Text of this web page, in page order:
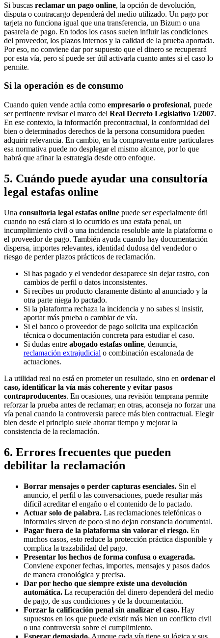
Si buscas reclamar un pago online, la opción de devolución,
disputa o contracargo dependerá del medio utilizado. Un pago por
tarjeta no funciona igual que una transferencia, un Bizum o una
pasarela de pago. En todos los casos suelen influir las condiciones
del proveedor, los plazos internos y la calidad de la prueba aportada.
Por eso, no conviene dar por supuesto que el dinero se recuperará
por esta vía, pero sí puede ser útil activarla cuanto antes si el caso lo
permite.
Si la operación es de consumo
Cuando quien vende actúa como empresario o profesional, puede
ser pertinente revisar el marco del Real Decreto Legislativo 1/2007.
En ese contexto, la información precontractual, la conformidad del
bien o determinados derechos de la persona consumidora pueden
adquirir relevancia. En cambio, en la compraventa entre particulares
esa normativa puede no desplegar el mismo alcance, por lo que
habrá que afinar la estrategia desde otro enfoque.
5. Cuándo puede ayudar una consultoría
legal estafas online
Una consultoría legal estafas online puede ser especialmente útil
cuando no está claro si lo ocurrido es una estafa penal, un
incumplimiento civil o una incidencia resoluble ante la plataforma o
el proveedor de pago. También ayuda cuando hay documentación
dispersa, importes relevantes, identidad dudosa del vendedor o
riesgo de perder plazos prácticos de reclamación.
Si has pagado y el vendedor desaparece sin dejar rastro, con
cambios de perfil o datos inconsistentes.
Si recibes un producto claramente distinto al anunciado y la
otra parte niega lo pactado.
Si la plataforma rechaza la incidencia y no sabes si insistir,
aportar más prueba o cambiar de vía.
Si el banco o proveedor de pago solicita una explicación
técnica o documentación concreta para estudiar el caso.
Si dudas entre abogado estafas online, denuncia,
reclamación extrajudicial o combinación escalonada de
actuaciones.
La utilidad real no está en prometer un resultado, sino en ordenar el
caso, identificar la vía más coherente y evitar pasos
contraproducentes. En ocasiones, una revisión temprana permite
reforzar la prueba antes de reclamar; en otras, aconseja no forzar una
vía penal cuando la controversia parece más bien contractual. Elegir
bien desde el principio suele ahorrar tiempo y mejorar la
consistencia de la reclamación.
6. Errores frecuentes que pueden
debilitar la reclamación
Borrar mensajes o perder capturas esenciales. Sin el
anuncio, el perfil o las conversaciones, puede resultar más
difícil acreditar el engaño o el contenido de lo pactado.
Actuar solo de palabra. Las reclamaciones telefónicas o
informales sirven de poco si no dejan constancia documental.
Pagar fuera de la plataforma sin valorar el riesgo. En
muchos casos, esto reduce la protección práctica disponible y
complica la trazabilidad del pago.
Presentar los hechos de forma confusa o exagerada.
Conviene exponer fechas, importes, mensajes y pasos dados
de manera cronológica y precisa.
Dar por hecho que siempre existe una devolución
automática. La recuperación del dinero dependerá del medio
de pago, de sus condiciones y de la documentación.
Forzar la calificación penal sin analizar el caso. Hay
supuestos en los que puede existir más bien un conflicto civil
o una controversia sobre el cumplimiento.
Esperar demasiado. Aunque cada vía tiene su lógica y sus